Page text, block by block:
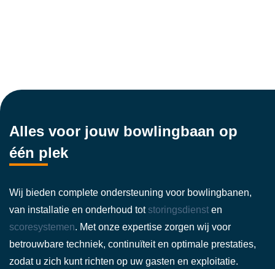
Alles voor jouw bowlingbaan op
één plek
Wij bieden complete ondersteuning voor bowlingbanen,
van installatie en onderhoud tot storingsdienst en
scoresystemen. Met onze expertise zorgen wij voor
betrouwbare techniek, continuïteit en optimale prestaties,
zodat u zich kunt richten op uw gasten en exploitatie.